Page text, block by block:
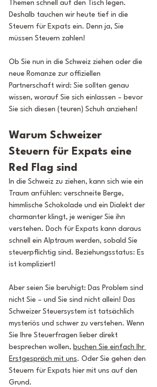
Themen schnell auf den Tisch legen.
Deshalb tauchen wir heute tief in die
Steuern für Expats ein. Denn ja, Sie
müssen Steuern zahlen!
Ob Sie nun in die Schweiz ziehen oder die
neue Romanze zur offiziellen
Partnerschaft wird: Sie sollten genau
wissen, worauf Sie sich einlassen – bevor
Sie sich diesen (teuren) Schuh anziehen!
Warum Schweizer
Steuern für Expats eine
Red Flag sind
In die Schweiz zu ziehen, kann sich wie ein
Traum anfühlen: verschneite Berge,
himmlische Schokolade und ein Dialekt der
charmanter klingt, je weniger Sie ihn
verstehen. Doch für Expats kann daraus
schnell ein Alptraum werden, sobald Sie
steuerpflichtig sind. Beziehungsstatus: Es
ist kompliziert!
Aber seien Sie beruhigt: Das Problem sind
nicht Sie – und Sie sind nicht allein! Das
Schweizer Steuersystem ist tatsächlich
mysteriös und schwer zu verstehen. Wenn
Sie Ihre Steuerfragen lieber direkt
besprechen wollen, buchen Sie einfach Ihr
Erstgespräch mit uns. Oder Sie gehen den
Steuern für Expats hier mit uns auf den
Grund.